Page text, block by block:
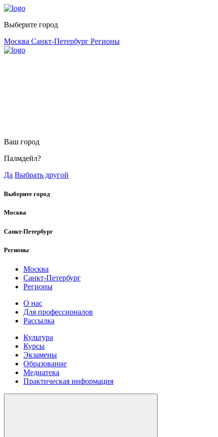
Выберите город
Москва Санкт-Петербург Регионы
Ваш город
Палмдейл?
Да Выбрать другой
Выберите город
Москва
Санкт-Петербург
Регионы
Москва
Санкт-Петербург
Регионы
О нас
Для профессионалов
Рассылка
Культура
Курсы
Экзамены
Образование
Медиатека
Практическая информация